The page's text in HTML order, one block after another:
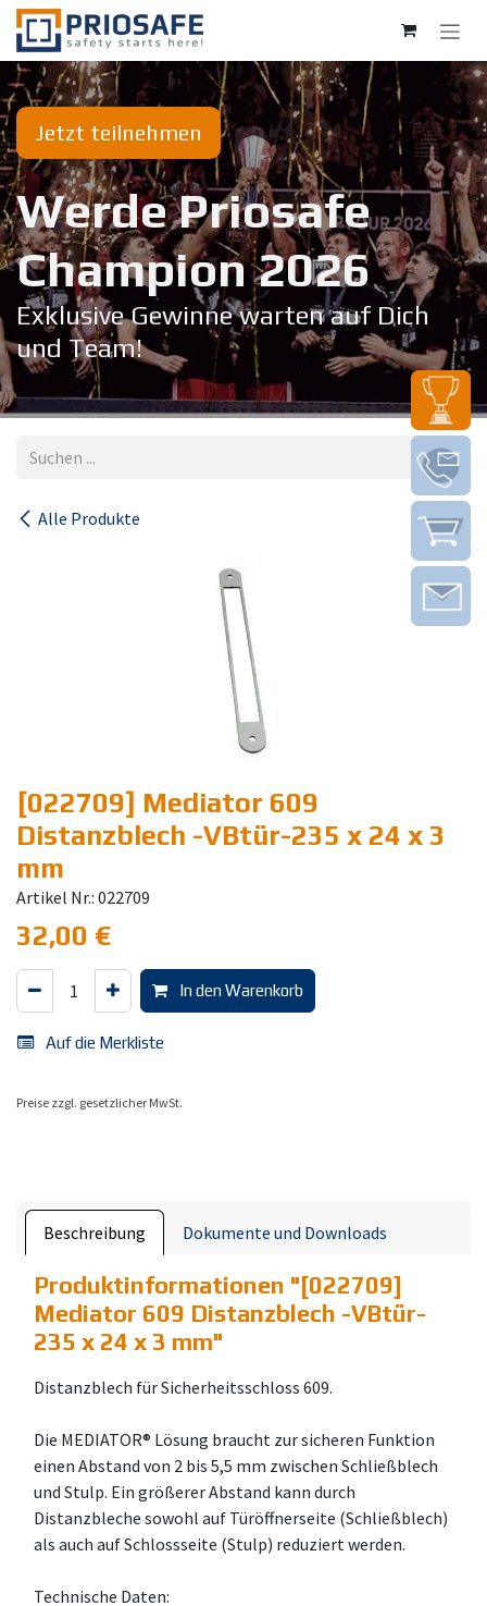
Zum Inhalt springen
Jetzt teilnehmen
Werde Priosafe
Champion 20​26
Exklusive Gewinne warten auf Dich
und Team!
Alle Produkte
[022709] Mediator 609
Distanzblech -VBtür-235 x 24 x 3
mm
Artikel Nr.: 022709
32,00 €
In den Warenkorb
Auf die Merkliste
Preise zzgl. gesetzlicher MwSt.
Beschreibung Dokumente und Downloads
Produktinformationen "[022709]
Mediator 609 Distanzblech -VBtür-
235 x 24 x 3 mm"
Distanzblech für Sicherheitsschloss 609.
Die MEDIATOR® Lösung braucht zur sicheren Funktion
einen Abstand von 2 bis 5,5 mm zwischen Schließblech
und Stulp. Ein größerer Abstand kann durch
Distanzbleche sowohl auf Türöffnerseite (Schließblech)
als auch auf Schlossseite (Stulp) reduziert werden.
Technische Daten: